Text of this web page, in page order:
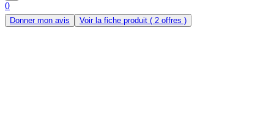
0
Donner mon avis Voir la fiche produit ( 2 offres )